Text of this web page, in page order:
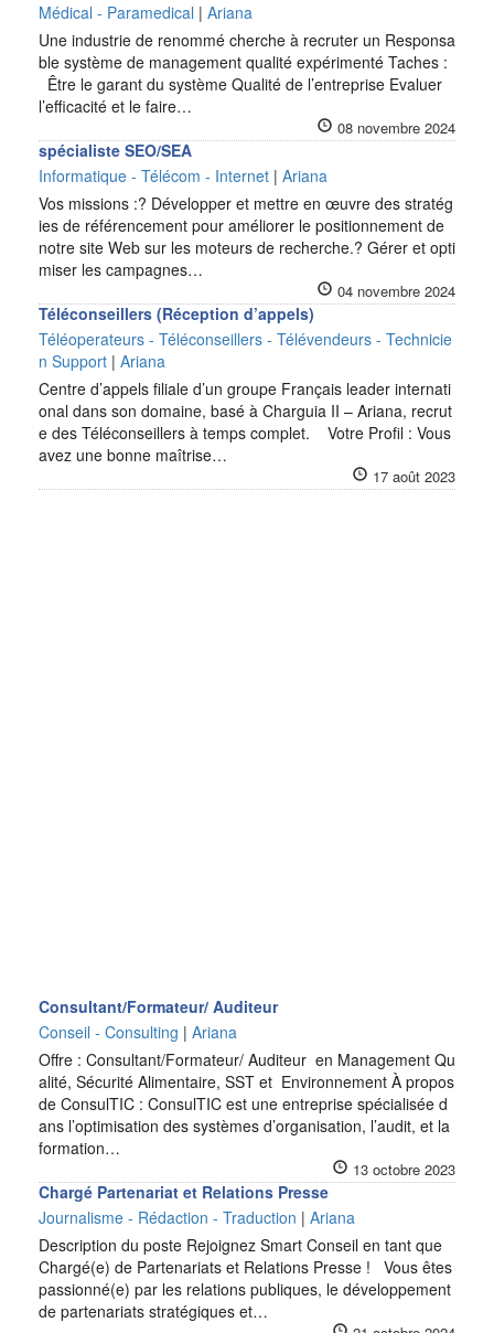
Médical - Paramedical | Ariana
Une industrie de renommé cherche à recruter un Responsa
ble système de management qualité expérimenté Taches :
Être le garant du système Qualité de l’entreprise Evaluer
l’efficacité et le faire…
08 novembre 2024
spécialiste SEO/SEA
Informatique - Télécom - Internet | Ariana
Vos missions :? Développer et mettre en œuvre des stratég
ies de référencement pour améliorer le positionnement de
notre site Web sur les moteurs de recherche.? Gérer et opti
miser les campagnes…
04 novembre 2024
Téléconseillers (Réception d’appels)
Téléoperateurs - Téléconseillers - Télévendeurs - Technicie
n Support | Ariana
Centre d’appels filiale d’un groupe Français leader internati
onal dans son domaine, basé à Charguia II – Ariana, recrut
e des Téléconseillers à temps complet. Votre Profil : Vous
avez une bonne maîtrise…
17 août 2023
Consultant/Formateur/ Auditeur
Conseil - Consulting | Ariana
Offre : Consultant/Formateur/ Auditeur en Management Qu
alité, Sécurité Alimentaire, SST et Environnement À propos
de ConsulTIC : ConsulTIC est une entreprise spécialisée d
ans l’optimisation des systèmes d’organisation, l’audit, et la
formation…
13 octobre 2023
Chargé Partenariat et Relations Presse
Journalisme - Rédaction - Traduction | Ariana
Description du poste Rejoignez Smart Conseil en tant que
Chargé(e) de Partenariats et Relations Presse ! Vous êtes
passionné(e) par les relations publiques, le développement
de partenariats stratégiques et…